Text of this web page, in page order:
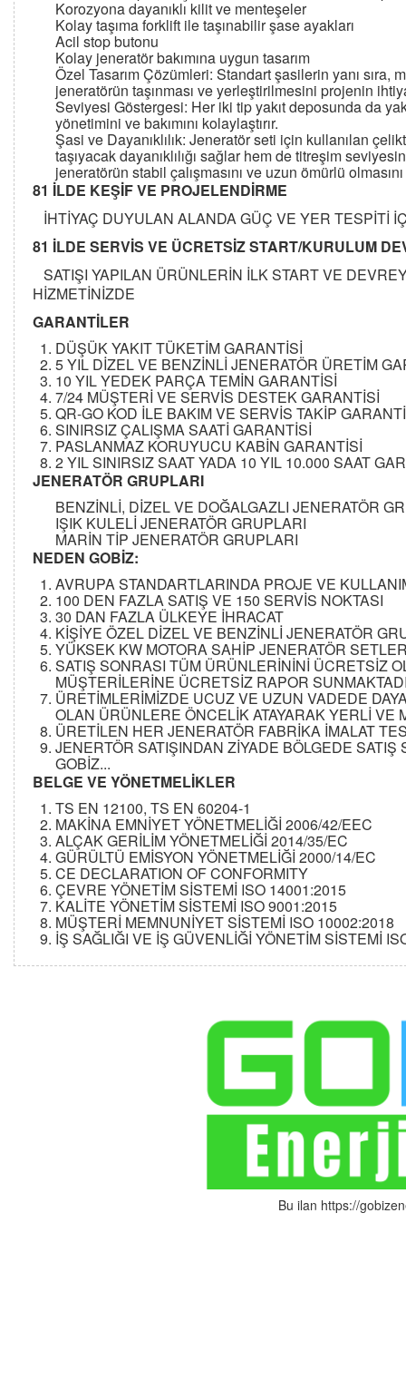
Korozyona dayanıklı kilit ve menteşeler
Kolay taşıma forklift ile taşınabilir şase ayakları
Acil stop butonu
Kolay jeneratör bakımına uygun tasarım
Özel Tasarım Çözümleri: Standart şasilerin yanı
jeneratörün taşınması ve yerleştirilmesini projenin
Seviyesi Göstergesi: Her iki tip yakıt deposunda da
yönetimini ve bakımını kolaylaştırır.
Şasi ve Dayanıklılık: Jeneratör seti için kullanılan
taşıyacak dayanıklılığı sağlar hem de titreşim
jeneratörün stabil çalışmasını ve uzun ömürlü
81 İLDE KEŞİF VE PROJELENDİRME
İHTİYAÇ DUYULAN ALANDA GÜÇ VE YER TESPİTİ
81 İLDE SERVİS VE ÜCRETSİZ START/KURULUM
SATIŞI YAPILAN ÜRÜNLERİN İLK START VE
HİZMETİNİZDE
GARANTİLER
DÜŞÜK YAKIT TÜKETİM GARANTİSİ
5 YIL DİZEL VE BENZİNLİ JENERATÖR ÜRETİM
10 YIL YEDEK PARÇA TEMİN GARANTİSİ
7/24 MÜŞTERİ VE SERVİS DESTEK GARANTİSİ
QR-GO KOD İLE BAKIM VE SERVİS TAKİP
SINIRSIZ ÇALIŞMA SAATİ GARANTİSİ
PASLANMAZ KORUYUCU KABİN GARANTİSİ
2 YIL SINIRSIZ SAAT YADA 10 YIL 10.000 SAAT
JENERATÖR GRUPLARI
BENZİNLİ, DİZEL VE DOĞALGAZLI JENERATÖR
IŞIK KULELİ JENERATÖR GRUPLARI
MARİN TİP JENERATÖR GRUPLARI
NEDEN GOBİZ:
AVRUPA STANDARTLARINDA PROJE VE
100 DEN FAZLA SATIŞ VE 150 SERVİS NOKTASI
30 DAN FAZLA ÜLKEYE İHRACAT
KİŞİYE ÖZEL DİZEL VE BENZİNLİ JENERATÖR
YÜKSEK KW MOTORA SAHİP JENERATÖR
SATIŞ SONRASI TÜM ÜRÜNLERİNİNİ ÜCRETSİZ
MÜŞTERİLERİNE ÜCRETSİZ RAPOR
ÜRETİMLERİMİZDE UCUZ VE UZUN VADEDE
OLAN ÜRÜNLERE ÖNCELİK ATAYARAK YERLİ VE
ÜRETİLEN HER JENERATÖR FABRİKA İMALAT
JENERTÖR SATIŞINDAN ZİYADE BÖLGEDE
GOBİZ...
BELGE VE YÖNETMELİKLER
TS EN 12100, TS EN 60204-1
MAKİNA EMNİYET YÖNETMELİĞİ 2006/42/EEC
ALÇAK GERİLİM YÖNETMELİĞİ 2014/35/EC
GÜRÜLTÜ EMİSYON YÖNETMELİĞİ 2000/14/EC
CE DECLARATION OF CONFORMITY
ÇEVRE YÖNETİM SİSTEMİ ISO 14001:2015
KALİTE YÖNETİM SİSTEMİ ISO 9001:2015
MÜŞTERİ MEMNUNİYET SİSTEMİ ISO 10002:2018
İŞ SAĞLIĞI VE İŞ GÜVENLİĞİ YÖNETİM SİSTEMİ
Bu ilan https://